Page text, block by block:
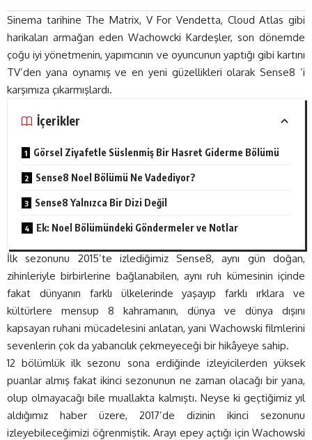
Sinema tarihine The Matrix, V For Vendetta, Cloud Atlas gibi
harikaları armağan eden Wachowcki Kardeşler, son dönemde
çoğu iyi yönetmenin, yapımcının ve oyuncunun yaptığı gibi kartını
TV’den yana oynamış ve en yeni güzellikleri olarak Sense8 ’i
karşımıza çıkarmışlardı.
İçerikler
Görsel Ziyafetle Süslenmiş Bir Hasret Giderme Bölümü
Sense8 Noel Bölümü Ne Vadediyor?
Sense8 Yalnızca Bir Dizi Değil
Ek: Noel Bölümündeki Göndermeler ve Notlar
İlk sezonunu 2015’te izlediğimiz Sense8, aynı gün doğan,
zihinleriyle birbirlerine bağlanabilen, aynı ruh kümesinin içinde
fakat dünyanın farklı ülkelerinde yaşayıp farklı ırklara ve
kültürlere mensup 8 kahramanın, dünya ve dünya dışını
kapsayan ruhani mücadelesini anlatan, yani Wachowski filmlerini
sevenlerin çok da yabancılık çekmeyeceği bir hikâyeye sahip.
12 bölümlük ilk sezonu sona erdiğinde izleyicilerden yüksek
puanlar almış fakat ikinci sezonunun ne zaman olacağı bir yana,
olup olmayacağı bile muallakta kalmıştı. Neyse ki geçtiğimiz yıl
aldığımız haber üzere, 2017’de dizinin ikinci sezonunu
izleyebileceğimizi öğrenmiştik. Arayı epey açtığı için Wachowski